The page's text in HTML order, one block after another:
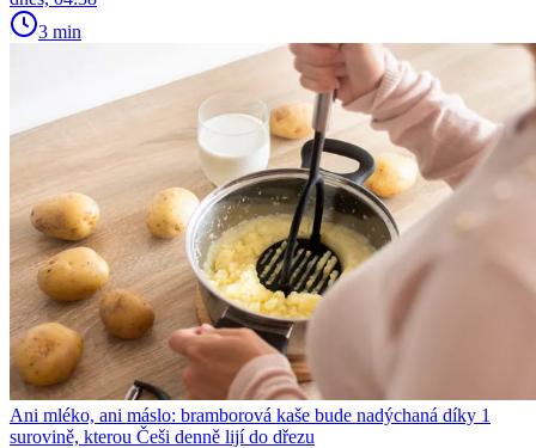
3 min
Ani mléko, ani máslo: bramborová kaše bude nadýchaná díky 1
surovině, kterou Češi denně lijí do dřezu